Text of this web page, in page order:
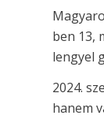
ben 13,
lengyel
2024.
hanem